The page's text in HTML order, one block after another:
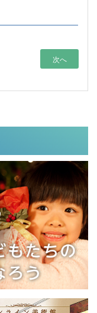
次へ